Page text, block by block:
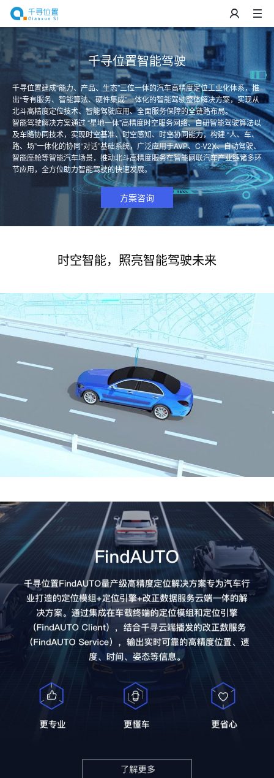
千寻位置智能驾驶
千寻位置建成“能力、产品、生态”三位一体的汽车高精度定位工业化体系，推
出“专有服务、智能算法、硬件集成”一体化的智能驾驶整体解决方案，实现从
北斗高精度定位技术、智能驾驶应用、全面服务保障的全链路布局。
智能驾驶解决方案通过 “星地一体”高精度时空服务网络、自研智能驾驶算法以
及车路协同技术，实现时空基准、时空感知、时空协同能力，构建 “人、车、
路、场”一体化的协同“对话”基础系统，广泛应用于AVP、C-V2X、自动驾驶、
智能座舱等智能汽车场景，推动北斗高精度服务在智能网联汽车产业链诸多环
节应用，全方位助力智能驾驶的快速发展。
方案咨询
时空智能，照亮智能驾驶未来